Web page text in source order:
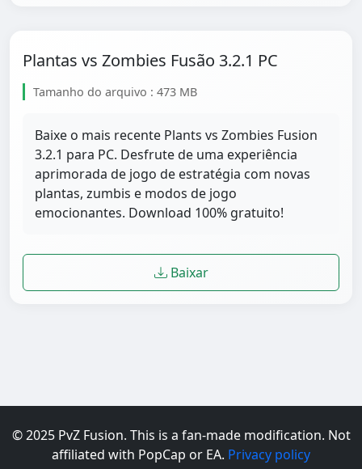
Plantas vs Zombies Fusão 3.2.1 PC
Tamanho do arquivo : 473 MB
Baixe o mais recente Plants vs Zombies Fusion
3.2.1 para PC. Desfrute de uma experiência
aprimorada de jogo de estratégia com novas
plantas, zumbis e modos de jogo
emocionantes. Download 100% gratuito!
Baixar
© 2025 PvZ Fusion. This is a fan-made modification. Not
affiliated with PopCap or EA. Privacy policy